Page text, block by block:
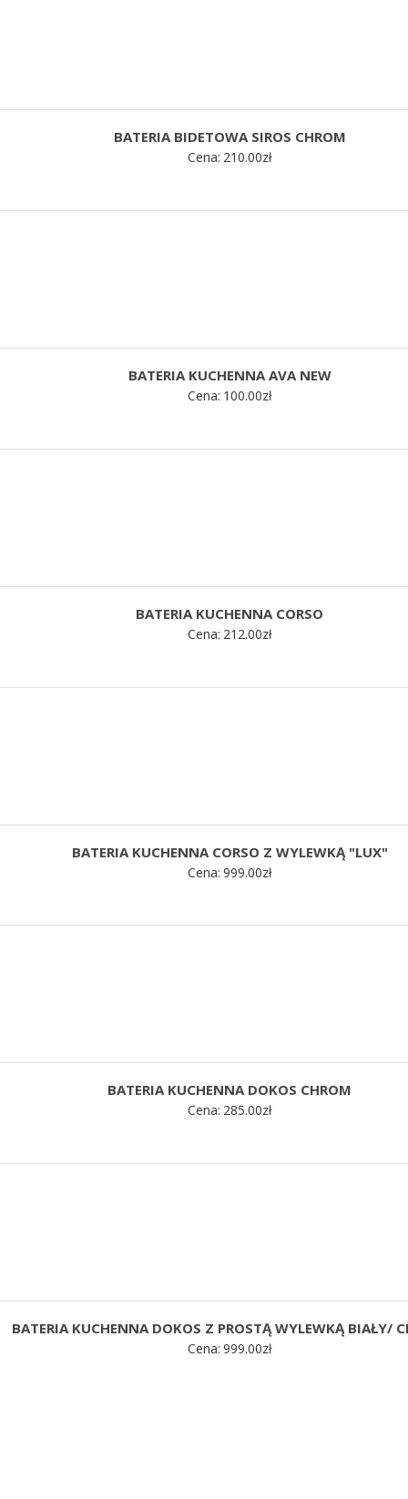
BATERIA BIDETOWA SIROS CHROM
Cena: 210.00zł
BATERIA KUCHENNA AVA NEW
Cena: 100.00zł
BATERIA KUCHENNA CORSO
Cena: 212.00zł
BATERIA KUCHENNA CORSO Z WYLEWKĄ "LUX"
Cena: 999.00zł
BATERIA KUCHENNA DOKOS CHROM
Cena: 285.00zł
BATERIA KUCHENNA DOKOS Z PROSTĄ WYLEWKĄ BIAŁY/
Cena: 999.00zł